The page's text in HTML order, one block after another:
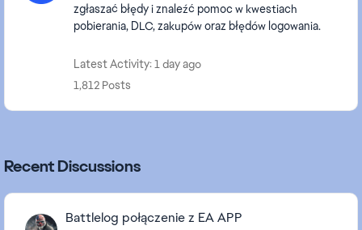
zgłaszać błędy i znaleźć pomoc w kwestiach
pobierania, DLC, zakupów oraz błędów logowania.
Latest Activity: 1 day ago
1,812 Posts
Recent Discussions
Battlelog połączenie z EA APP